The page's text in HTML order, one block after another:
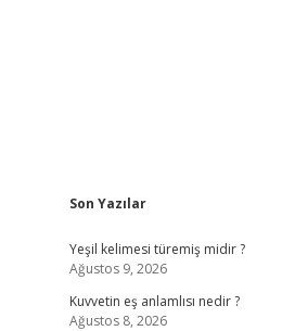
Sidebar
Son Yazılar
Yeşil kelimesi türemiş midir ?
Ağustos 9, 2026
Kuvvetin eş anlamlısı nedir ?
Ağustos 8, 2026